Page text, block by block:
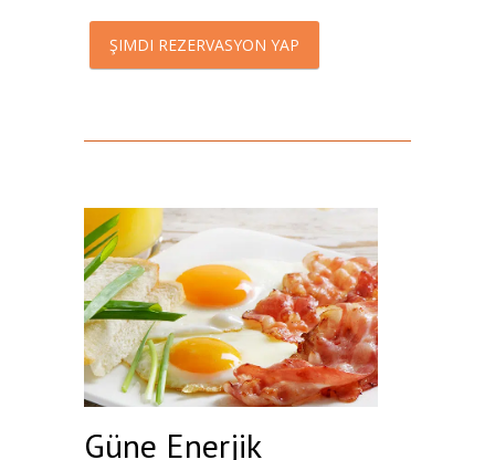
ŞIMDI REZERVASYON YAP
Güne Enerjik